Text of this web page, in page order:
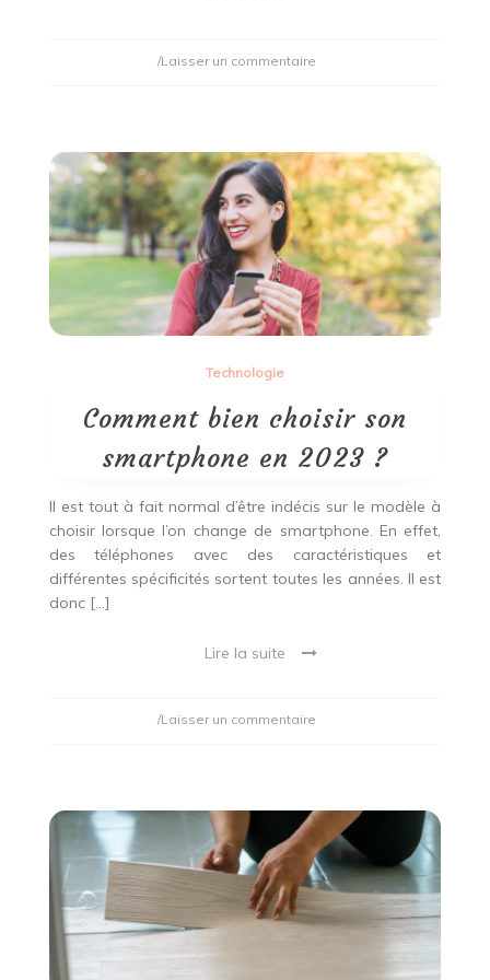
/Laisser un commentaire
il
changer
de
téléphone
?
Technologie
Comment bien choisir son
smartphone en 2023 ?
Il est tout à fait normal d’être indécis sur le modèle à
choisir lorsque l’on change de smartphone. En effet,
des téléphones avec des caractéristiques et
différentes spécificités sortent toutes les années. Il est
donc […]
Lire la suite
/Laisser un commentaire
smartphone
en
2023
?